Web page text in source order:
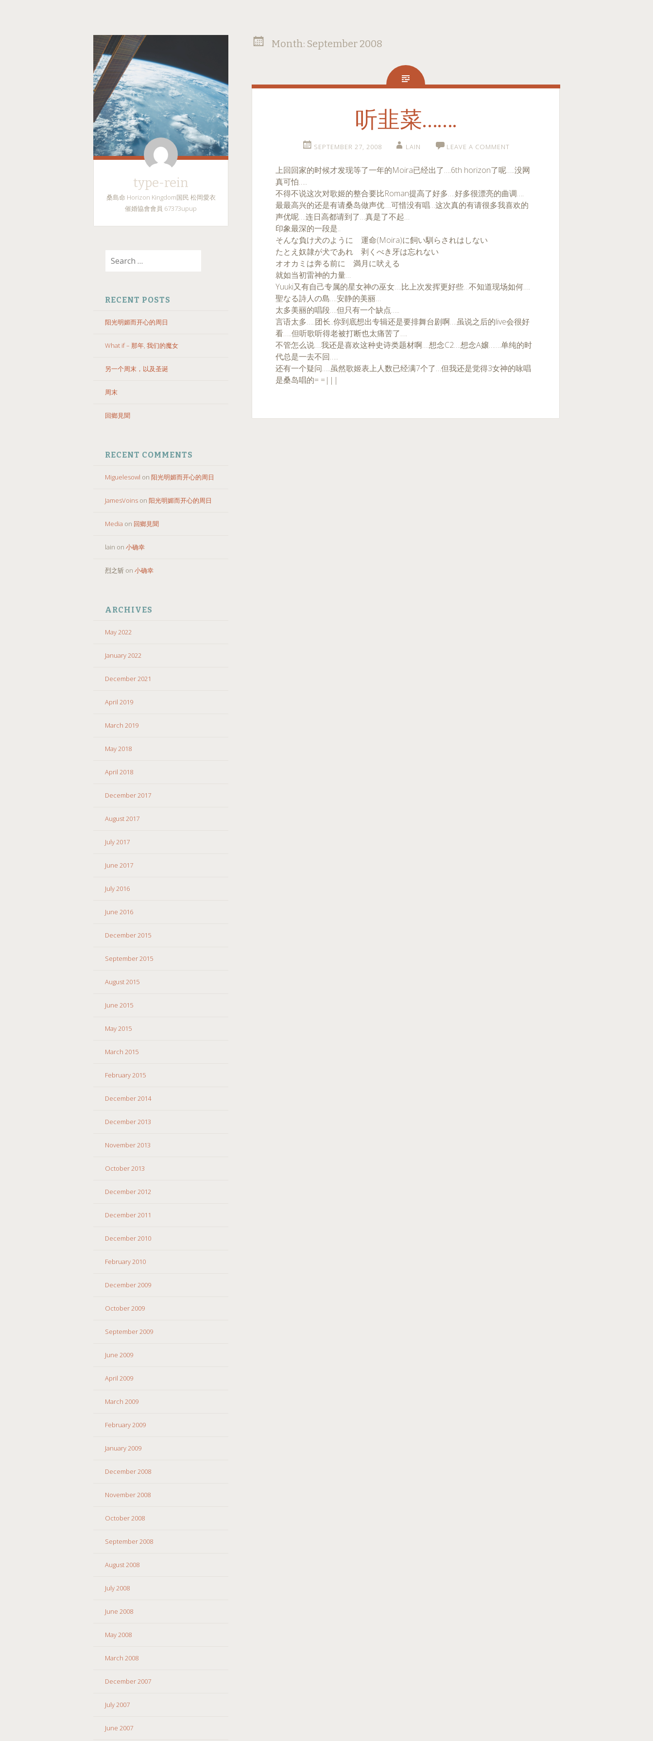
type-rein
桑島命 Horizon Kingdom国民 松岡愛衣
催婚協會會員 67373upup
TO
RECENT POSTS
阳光明媚而开心的周日
What if – 那年, 我们的魔女
另一个周末，以及圣诞
周末
回鄉見聞
RECENT COMMENTS
Miguelesowl on 阳光明媚而开心的周日
JamesVoins on 阳光明媚而开心的周日
Media on 回鄉見聞
lain on 小确幸
烈之斩 on 小确幸
ARCHIVES
May 2022
January 2022
December 2021
April 2019
March 2019
May 2018
April 2018
December 2017
August 2017
July 2017
June 2017
July 2016
June 2016
December 2015
September 2015
August 2015
June 2015
May 2015
March 2015
February 2015
December 2014
December 2013
November 2013
October 2013
December 2012
December 2011
December 2010
February 2010
December 2009
October 2009
September 2009
June 2009
April 2009
March 2009
February 2009
January 2009
December 2008
November 2008
October 2008
September 2008
August 2008
July 2008
June 2008
May 2008
March 2008
December 2007
July 2007
June 2007
Month: September 2008
听韭菜…….
SEPTEMBER 27, 2008 LAIN LEAVE A COMMENT
上回回家的时候才发现等了一年的Moira已经出了….6th horizon了呢…..没网
真可怕…..
不得不说这次对歌姬的整合要比Roman提高了好多….好多很漂亮的曲调….
最最高兴的还是有请桑岛做声优….可惜没有唱…这次真的有请很多我喜欢的
声优呢….连日高都请到了…真是了不起…
印象最深的一段是..
そんな負け犬のように 運命(Moira)に飼い馴らされはしない
たとえ奴隷が犬であれ 剥くべき牙は忘れない
オオカミは奔る前に 満月に吠える
就如当初雷神的力量…
Yuuki又有自己专属的星女神の巫女….比上次发挥更好些…不知道现场如何….
聖なる詩人の島….安静的美丽…
太多美丽的唱段….但只有一个缺点…..
言语太多…..团长..你到底想出专辑还是要排舞台剧啊….虽说之后的live会很好
看…..但听歌听得老被打断也太痛苦了….
不管怎么说….我还是喜欢这种史诗类题材啊….想念C2….想念A嬢…….单纯的时
代总是一去不回…..
还有一个疑问…..虽然歌姬表上人数已经满7个了…但我还是觉得3女神的咏唱
是桑岛唱的= =|||